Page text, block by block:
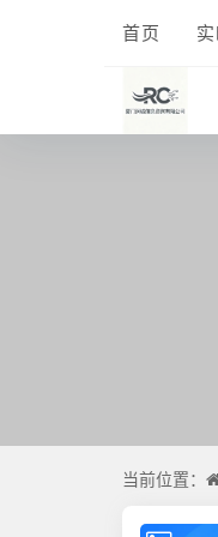
首页
当前位置：